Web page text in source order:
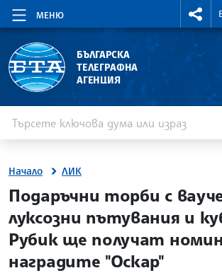
МЕНЮ
БЪЛГАРСКА
ТЕЛЕГРАФНА
АГЕНЦИЯ
Начало ЛИК
site.bta
Подаръчни торби с
луксозни пътувания и
Рубик ще получат
наградите "Оскар"